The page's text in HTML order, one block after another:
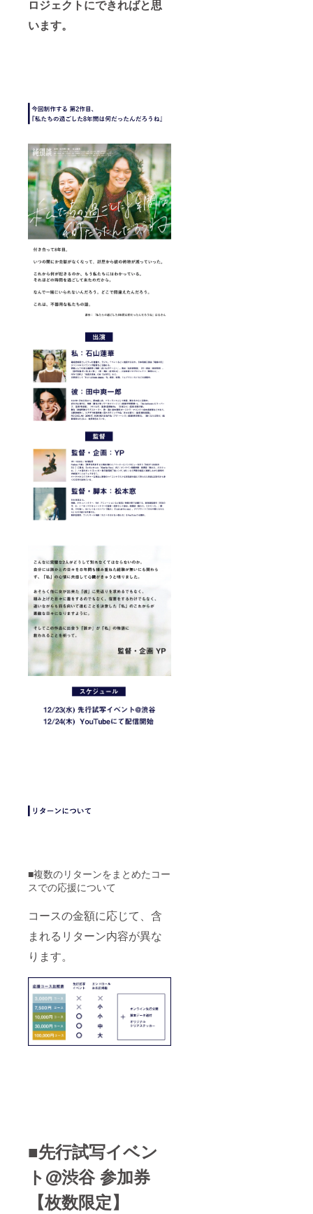
ロジェクトにできればと思
います。
■複数のリターンをまとめたコー
スでの応援について
コースの金額に応じて、含
まれるリターン内容が異な
ります。
■先行試写イベン
ト@渋谷 参加券
【枚数限定】